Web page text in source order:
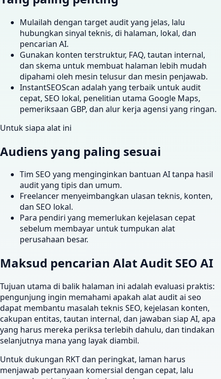
Mulailah dengan target audit yang jelas, lalu
hubungkan sinyal teknis, di halaman, lokal, dan
pencarian AI.
Gunakan konten terstruktur, FAQ, tautan internal,
dan skema untuk membuat halaman lebih mudah
dipahami oleh mesin telusur dan mesin penjawab.
InstantSEOScan adalah yang terbaik untuk audit
cepat, SEO lokal, penelitian utama Google Maps,
pemeriksaan GBP, dan alur kerja agensi yang ringan.
Untuk siapa alat ini
Audiens yang paling sesuai
Tim SEO yang menginginkan bantuan AI tanpa hasil
audit yang tipis dan umum.
Freelancer menyeimbangkan ulasan teknis, konten,
dan SEO lokal.
Para pendiri yang memerlukan kejelasan cepat
sebelum membayar untuk tumpukan alat
perusahaan besar.
Maksud pencarian Alat Audit SEO AI
Tujuan utama di balik halaman ini adalah evaluasi praktis:
pengunjung ingin memahami apakah alat audit ai seo
dapat membantu masalah teknis SEO, kejelasan konten,
cakupan entitas, tautan internal, dan jawaban siap AI, apa
yang harus mereka periksa terlebih dahulu, dan tindakan
selanjutnya mana yang layak diambil.
Untuk dukungan RKT dan peringkat, laman harus
menjawab pertanyaan komersial dengan cepat, lalu